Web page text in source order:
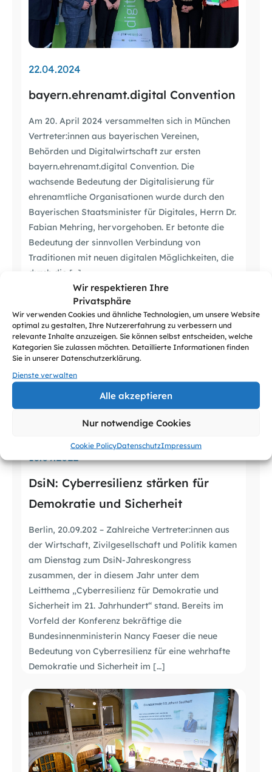
Wir respektieren Ihre
Privatsphäre
Wir verwenden Cookies und ähnliche Technologien, um unsere Website
optimal zu gestalten, Ihre Nutzererfahrung zu verbessern und
relevante Inhalte anzuzeigen. Sie können selbst entscheiden, welche
Kategorien Sie zulassen möchten. Detaillierte Informationen finden
Sie in unserer Datenschutzerklärung.
Dienste verwalten
Alle akzeptieren
Nur notwendige Cookies
Cookie PolicyDatenschutzImpressum
22.04.2024
bayern.ehrenamt.digital Convention
Am 20. April 2024 versammelten sich in München
Vertreter:innen aus bayerischen Vereinen,
Behörden und Digitalwirtschaft zur ersten
bayern.ehrenamt.digital Convention. Die
wachsende Bedeutung der Digitalisierung für
ehrenamtliche Organisationen wurde durch den
Bayerischen Staatsminister für Digitales, Herrn Dr.
Fabian Mehring, hervorgehoben. Er betonte die
Bedeutung der sinnvollen Verbindung von
Traditionen mit neuen digitalen Möglichkeiten, die
durch die […]
13.09.2022
DsiN: Cyberresilienz stärken für
Demokratie und Sicherheit
Berlin, 20.09.202 – Zahlreiche Vertreter:innen aus
der Wirtschaft, Zivilgesellschaft und Politik kamen
am Dienstag zum DsiN-Jahreskongress
zusammen, der in diesem Jahr unter dem
Leitthema „Cyberresilienz für Demokratie und
Sicherheit im 21. Jahrhundert“ stand. Bereits im
Vorfeld der Konferenz bekräftige die
Bundesinnenministerin Nancy Faeser die neue
Bedeutung von Cyberresilienz für eine wehrhafte
Demokratie und Sicherheit im […]